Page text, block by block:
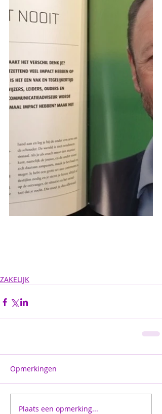
ZAKELIJK
Opmerkingen
Plaats een opmerking...